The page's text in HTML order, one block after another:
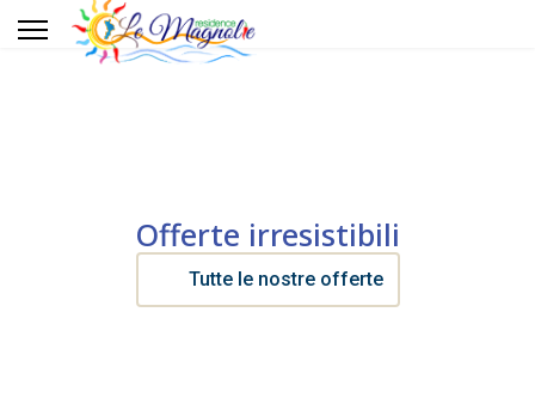
Offerte irresistibili
Tutte le nostre offerte